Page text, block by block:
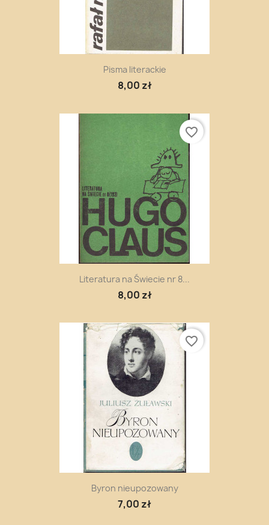
Pisma literackie
8,00 zł
Literatura na Świecie nr 8...
8,00 zł
favorite_border
Byron nieupozowany
7,00 zł
favorite_border